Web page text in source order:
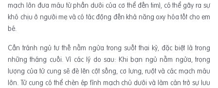
mạch lớn đưa máu từ phần dưới của cơ thể đến tim), có thể gây ra sự
khó chịu ở người mẹ và có tác động đến khả năng oxy hóa tốt cho em
bé.
Cần tránh ngủ tư thế nằm ngửa trong suốt thai kỳ, đặc biệt là trong
những tháng cuối. Vì các lý do sau: Khi bạn ngủ nằm ngửa, trọng
lượng của tử cung sẽ đè lên cột sống, cơ lưng, ruột và các mạch máu
lớn. Tử cung có thể chèn ép tĩnh mạch chủ dưới và làm cản trở sự lưu